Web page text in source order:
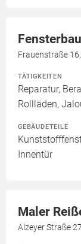
Frauenstraße
TÄTIGKEITEN
Reparatur,
Rollläden,
GEBÄUDETEILE
Innentür
Maler
Alzeyer Straße